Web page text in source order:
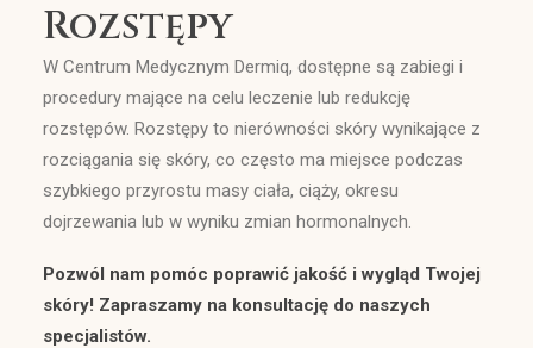
Rozstępy
W Centrum Medycznym Dermiq, dostępne są zabiegi i
procedury mające na celu leczenie lub redukcję
rozstępów. Rozstępy to nierówności skóry wynikające z
rozciągania się skóry, co często ma miejsce podczas
szybkiego przyrostu masy ciała, ciąży, okresu
dojrzewania lub w wyniku zmian hormonalnych.
Pozwól nam pomóc poprawić jakość i wygląd Twojej
skóry! Zapraszamy na konsultację do naszych
specjalistów.